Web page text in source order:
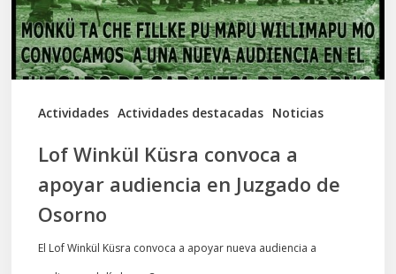
Actividades Actividades destacadas Noticias
audiencia
en
Juzgado
Lof Winkül Küsra convoca a
apoyar audiencia en Juzgado de
Osorno
El Lof Winkül Küsra convoca a apoyar nueva audiencia a